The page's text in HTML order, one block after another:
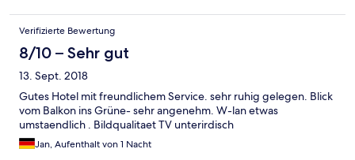
Verifizierte Bewertung
8/10 – Sehr gut
13. Sept. 2018
Gutes Hotel mit freundlichem Service. sehr ruhig gelegen. Blick
vom Balkon ins Grüne- sehr angenehm. W-lan etwas
umstaendlich . Bildqualitaet TV unterirdisch
Jan, Aufenthalt von 1 Nacht